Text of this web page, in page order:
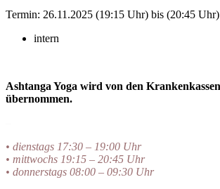
Termin: 26.11.2025 (19:15 Uhr) bis (20:45 Uhr)
intern
Ashtanga Yoga wird von den
übernommen.
• dienstags 17:30 – 19:00 Uhr
• mittwochs 19:15 – 20:45 Uhr
• donnerstags 08:00 – 09:30 Uhr